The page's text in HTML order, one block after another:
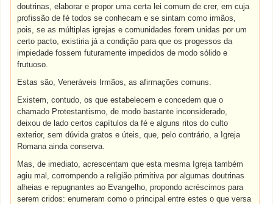
doutrinas, elaborar e propor uma certa lei comum de crer, em cuja
profissão de fé todos se conhecam e se sintam como irmãos,
pois, se as múltiplas igrejas e comunidades forem unidas por um
certo pacto, existiria já a condição para que os progessos da
impiedade fossem futuramente impedidos de modo sólido e
frutuoso.
Estas são, Veneráveis Irmãos, as afirmações comuns.
Existem, contudo, os que estabelecem e concedem que o
chamado Protestantismo, de modo bastante inconsiderado,
deixou de lado certos capítulos da fé e alguns ritos do culto
exterior, sem dúvida gratos e úteis, que, pelo contrário, a Igreja
Romana ainda conserva.
Mas, de imediato, acrescentam que esta mesma Igreja também
agiu mal, corrompendo a religião primitiva por algumas doutrinas
alheias e repugnantes ao Evangelho, propondo acréscimos para
serem cridos: enumeram como o principal entre estes o que versa